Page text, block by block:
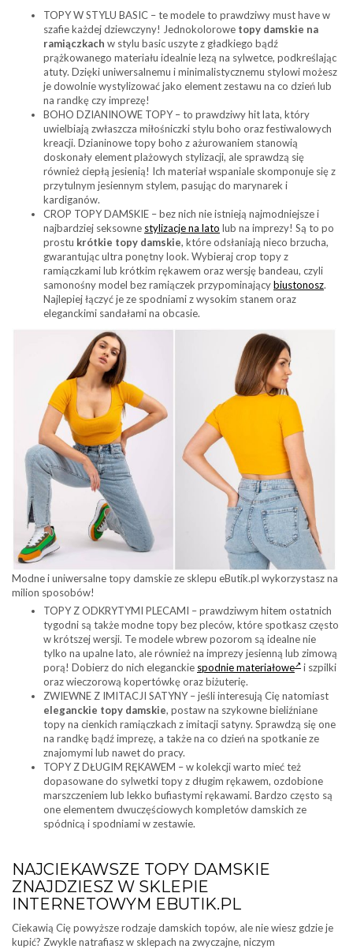
TOPY W STYLU BASIC – te modele to prawdziwy must have w
szafie każdej dziewczyny! Jednokolorowe topy damskie na
ramiączkach w stylu basic uszyte z gładkiego bądź
prążkowanego materiału idealnie lezą na sylwetce, podkreślając
atuty. Dzięki uniwersalnemu i minimalistycznemu stylowi możesz
je dowolnie wystylizować jako element zestawu na co dzień lub
na randkę czy imprezę!
BOHO DZIANINOWE TOPY – to prawdziwy hit lata, który
uwielbiają zwłaszcza miłośniczki stylu boho oraz festiwalowych
kreacji. Dzianinowe topy boho z ażurowaniem stanowią
doskonały element plażowych stylizacji, ale sprawdzą się
również ciepłą jesienią! Ich materiał wspaniale skomponuje się z
przytulnym jesiennym stylem, pasując do marynarek i
kardiganów.
CROP TOPY DAMSKIE – bez nich nie istnieją najmodniejsze i
najbardziej seksowne stylizacje na lato lub na imprezy! Są to po
prostu krótkie topy damskie, które odsłaniają nieco brzucha,
gwarantując ultra ponętny look. Wybieraj crop topy z
ramiączkami lub krótkim rękawem oraz wersję bandeau, czyli
samonośny model bez ramiączek przypominającybiustonosz.
Najlepiej łączyć je ze spodniami z wysokim stanem oraz
eleganckimi sandałami na obcasie.
Modne i uniwersalne topy damskie ze sklepu eButik.pl wykorzystasz na
milion sposobów!
TOPY Z ODKRYTYMI PLECAMI – prawdziwym hitem ostatnich
tygodni są także modne topy bez pleców, które spotkasz często
w krótszej wersji. Te modele wbrew pozorom są idealne nie
tylko na upalne lato, ale również na imprezy jesienną lub zimową
porą! Dobierz do nich eleganckie spodnie materiałowe
i szpilki
oraz wieczorową kopertówkę oraz biżuterię.
ZWIEWNE Z IMITACJI SATYNY – jeśli interesują Cię natomiast
eleganckie topy damskie, postaw na szykowne bieliźniane
topy na cienkich ramiączkach z imitacji satyny. Sprawdzą się one
na randkę bądź imprezę, a także na co dzień na spotkanie ze
znajomymi lub nawet do pracy.
TOPY Z DŁUGIM RĘKAWEM – w kolekcji warto mieć też
dopasowane do sylwetki topy z długim rękawem, ozdobione
marszczeniem lub lekko bufiastymi rękawami. Bardzo często są
one elementem dwuczęściowych kompletów damskich ze
spódnicą i spodniami w zestawie.
NAJCIEKAWSZE TOPY DAMSKIE
ZNAJDZIESZ W SKLEPIE
INTERNETOWYM EBUTIK.PL
Ciekawią Cię powyższe rodzaje damskich topów, ale nie wiesz gdzie je
kupić? Zwykle natrafiasz w sklepach na zwyczajne, niczym